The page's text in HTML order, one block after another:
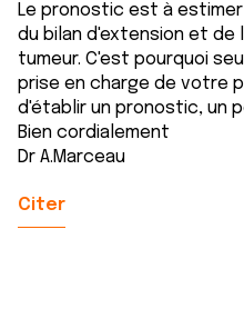
Le pronostic est à
du bilan d'extension et de
tumeur. C'est pourquoi
prise en charge de votre
d'établir un pronostic, un
Bien cordialement
Dr A.Marceau
Citer